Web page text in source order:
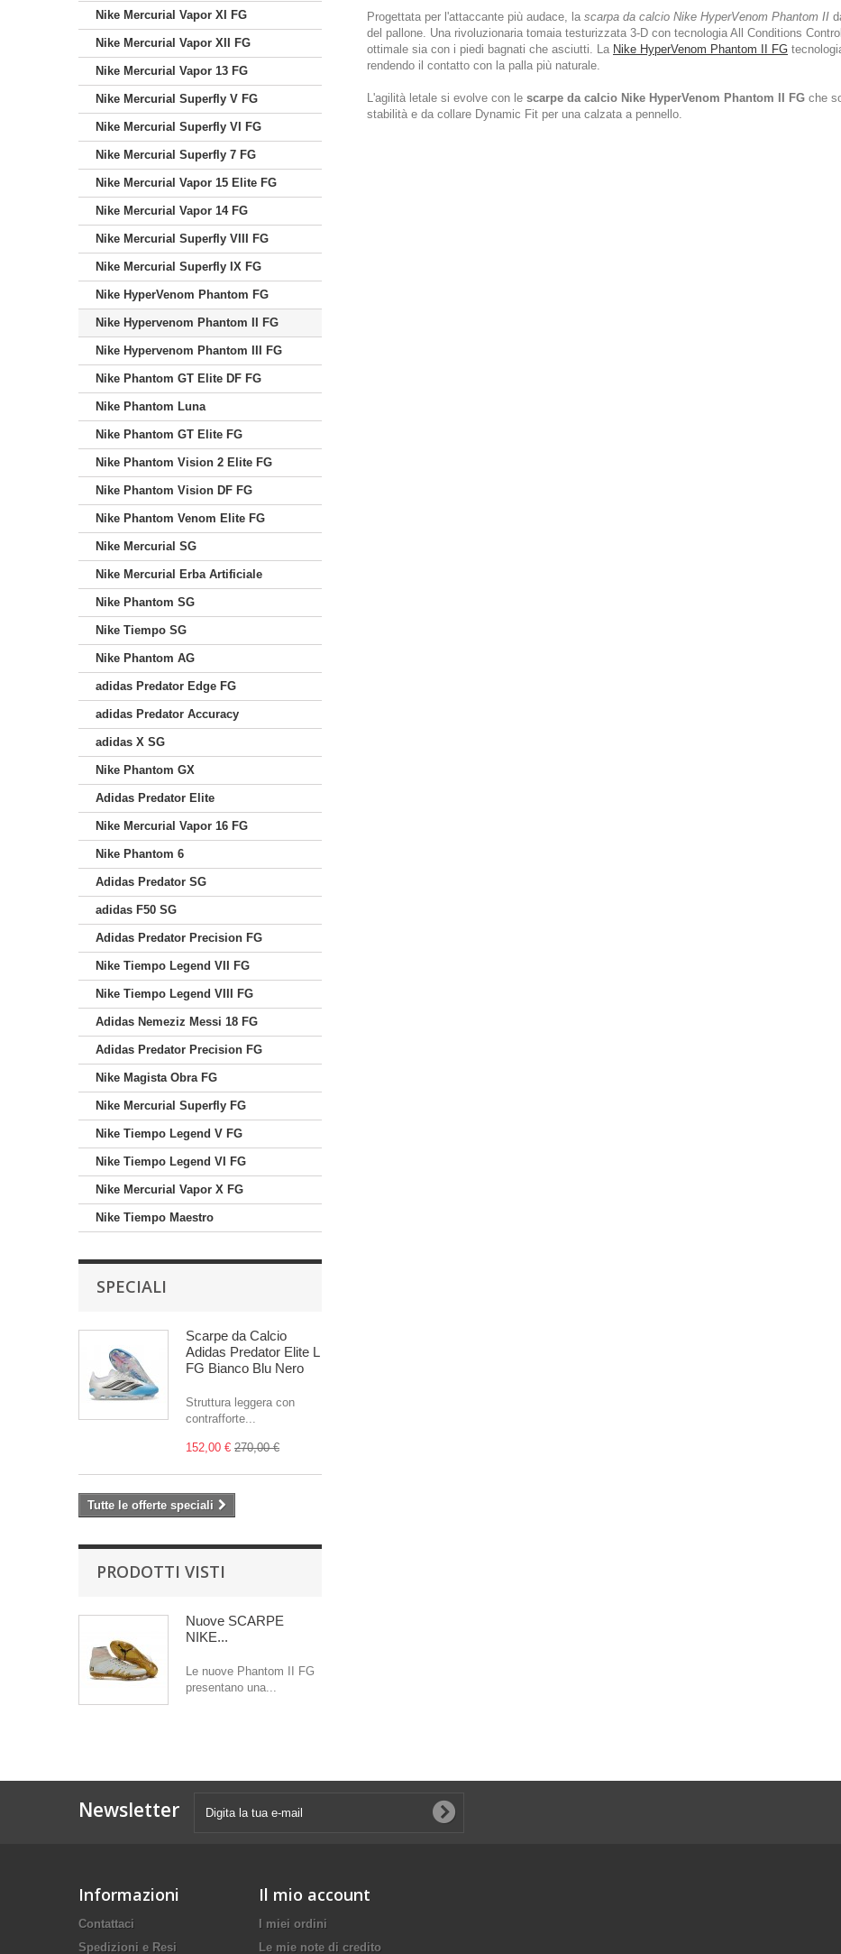
Nike Mercurial Vapor XI FG
Nike Mercurial Vapor XII FG
Nike Mercurial Vapor 13 FG
Nike Mercurial Superfly V FG
Nike Mercurial Superfly VI FG
Nike Mercurial Superfly 7 FG
Nike Mercurial Vapor 15 Elite FG
Nike Mercurial Vapor 14 FG
Nike Mercurial Superfly VIII FG
Nike Mercurial Superfly IX FG
Nike HyperVenom Phantom FG
Nike Hypervenom Phantom II FG
Nike Hypervenom Phantom III FG
Nike Phantom GT Elite DF FG
Nike Phantom Luna
Nike Phantom GT Elite FG
Nike Phantom Vision 2 Elite FG
Nike Phantom Vision DF FG
Nike Phantom Venom Elite FG
Nike Mercurial SG
Nike Mercurial Erba Artificiale
Nike Phantom SG
Nike Tiempo SG
Nike Phantom AG
adidas Predator Edge FG
adidas Predator Accuracy
adidas X SG
Nike Phantom GX
Adidas Predator Elite
Nike Mercurial Vapor 16 FG
Nike Phantom 6
Adidas Predator SG
adidas F50 SG
Adidas Predator Precision FG
Nike Tiempo Legend VII FG
Nike Tiempo Legend VIII FG
Adidas Nemeziz Messi 18 FG
Adidas Predator Precision FG
Nike Magista Obra FG
Nike Mercurial Superfly FG
Nike Tiempo Legend V FG
Nike Tiempo Legend VI FG
Nike Mercurial Vapor X FG
Nike Tiempo Maestro
SPECIALI
Scarpe da Calcio
Adidas Predator Elite L
FG Bianco Blu Nero
Struttura leggera con
contrafforte...
152,00 € 270,00 €
Tutte le offerte speciali
PRODOTTI VISTI
Nuove SCARPE
NIKE...
Le nuove Phantom II FG
presentano una...
Progettata per l'attaccante più audace, la scarpa da calcio Nike HyperVenom Phantom II
del pallone. Una rivoluzionaria tomaia testurizzata 3-D con tecnologia All Conditions
ottimale sia con i piedi bagnati che asciutti. La Nike HyperVenom Phantom II FG
rendendo il contatto con la palla più naturale.
L'agilità letale si evolve con le scarpe da calcio Nike HyperVenom Phantom II FG che
stabilità e da collare Dynamic Fit per una calzata a pennello.
Newsletter
Informazioni
Contattaci
Spedizioni e Resi
Il mio account
I miei ordini
Le mie note di credito